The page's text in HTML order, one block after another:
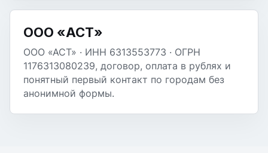
ООО «АСТ»
ООО «АСТ» · ИНН 6313553773 · ОГРН
1176313080239, договор, оплата в рублях и
понятный первый контакт по городам без
анонимной формы.